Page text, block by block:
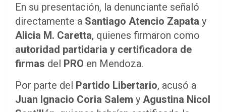
En su presentación, la denunciante señaló
directamente a Santiago Atencio Zapata y
Alicia M. Caretta, quienes firmaron como
autoridad partidaria y certificadora de
firmas del PRO en Mendoza.
Por parte del Partido Libertario, acusó a
Juan Ignacio Coria Salem y Agustina Nicol